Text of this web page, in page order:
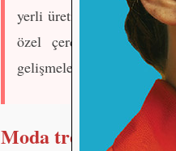
yerli üreticilerin bir araya
özel çerçeve sergileri
gelişmeleri yakından
Moda trendleri